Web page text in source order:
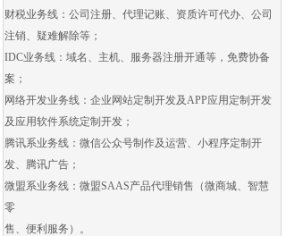
财税业务线： 公司注册、 代理记账、 资质许可代办、 公司
注销、 疑难解除等；
IDC业务线：域名、主机、服务器注册开通等，免费协备
案；
网络开发业务线： 企业网站定制开发及APP应用定制开发
及应用软件系统定制开发 ；
腾讯系业务线：微信公众号制作及运营、 小程序定制开
发、腾讯广告；
微盟系业务线： 微盟SAAS产品代理销售（微商城、智慧
零
售、便利服务）。